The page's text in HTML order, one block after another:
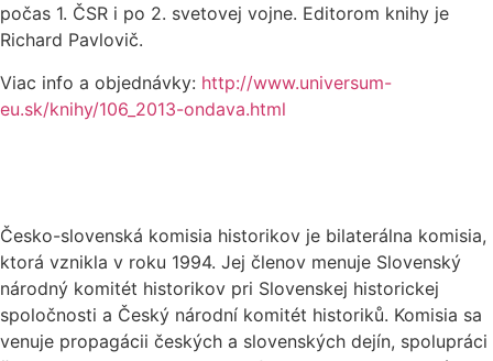
počas 1. ČSR i po 2. svetovej vojne. Editorom knihy je
Richard Pavlovič.
Viac info a objednávky: http://www.universum-
eu.sk/knihy/106_2013-ondava.html
Česko-slovenská komisia historikov je bilaterálna komisia,
ktorá vznikla v roku 1994. Jej členov menuje Slovenský
národný komitét historikov pri Slovenskej historickej
spoločnosti a Český národní komitét historiků. Komisia sa
venuje propagácii českých a slovenských dejín, spolupráci